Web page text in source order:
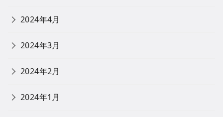
2024年4月
2024年3月
2024年2月
2024年1月